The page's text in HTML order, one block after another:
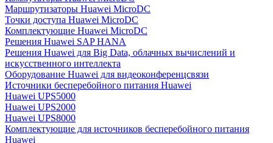
Маршрутизаторы Huawei MicroDC
Точки доступа Huawei MicroDC
Комплектующие Huawei MicroDC
Решения Huawei SAP HANA
Решения Huawei для Big Data, облачных вычислений и
искусственного интеллекта
Оборудование Huawei для видеоконференцсвязи
Источники бесперебойного питания Huawei
Huawei UPS5000
Huawei UPS2000
Huawei UPS8000
Комплектующие для источников бесперебойного питания
Huawei